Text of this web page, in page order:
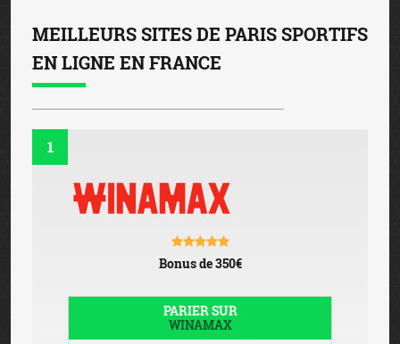
MEILLEURS SITES DE PARIS SPORTIFS
EN LIGNE EN FRANCE
1
Bonus de 350€
PARIER SUR
WINAMAX